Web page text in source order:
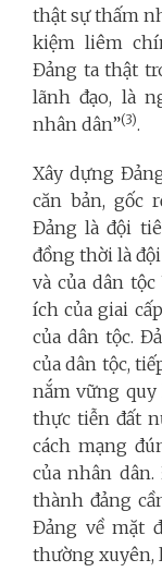
thật sự thấm
kiệm liêm
Đảng ta thật
lãnh đạo, là
nhân dân”(3).
Xây dựng
căn bản, gốc
Đảng là đội
đồng thời là
và của dân
ích của giai
của dân tộc.
của dân tộc,
nắm vững quy
thực tiễn đất
cách mạng
của nhân
thành đảng
Đảng về mặt
thường xuyên,